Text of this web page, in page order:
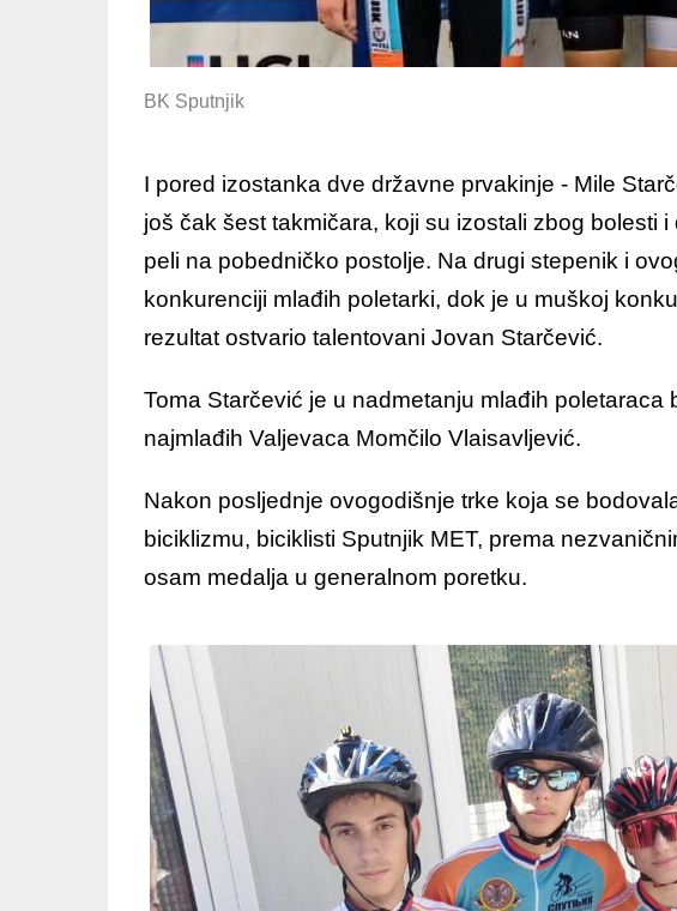
BK Sputnjik
I pored izostanka dve državne prvakinje - Mile
još čak šest takmičara, koji su izostali zbog bolesti
peli na pobedničko postolje. Na drugi stepenik i
konkurenciji mlađih poletarki, dok je u muškoj
rezultat ostvario talentovani Jovan Starčević.
Toma Starčević je u nadmetanju mlađih poletaraca
najmlađih Valjevaca Momčilo Vlaisavljević.
Nakon posljednje ovogodišnje trke koja se
biciklizmu, biciklisti Sputnjik MET, prema
osam medalja u generalnom poretku.